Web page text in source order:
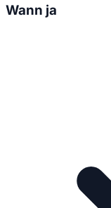
Wann ja